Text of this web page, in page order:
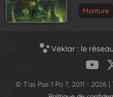
Monture
Veklar : le
© T'as Pas 1 Po ?, 2011 - 2026